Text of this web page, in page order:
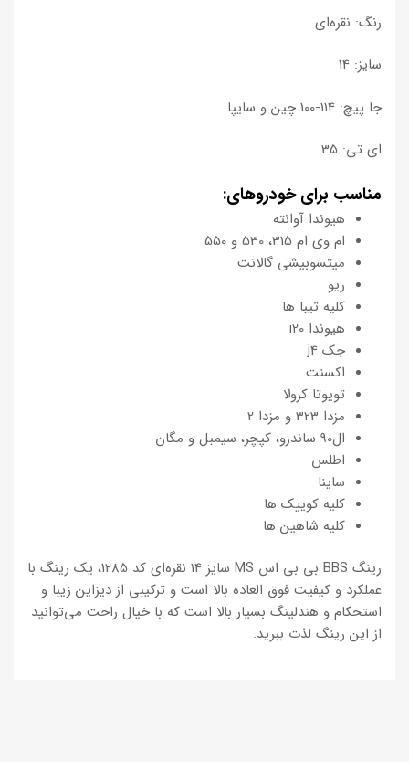
رنگ: نقره‌ای
سایز: 14
جا پیچ: 114-100 چین و سایپا
ای تی: 35
مناسب برای خودروهای:
هیوندا آوانته
ام وی ام 315، 530 و 550
میتسوبیشی گالانت
ریو
کلیه تیبا ها
هیوندا i20
جک j4
اکسنت
تویوتا کرولا
مزدا 323 و مزدا 2
ال90 ساندرو، کپچر، سیمبل و مگان
اطلس
ساینا
کلیه کوییک ها
کلیه شاهین ها
رینگ BBS بی بی اس MS سایز 14 نقره‌ای کد 1285، یک رینگ با
عملکرد و کیفیت فوق العاده بالا است و ترکیبی از دیزاین زیبا و
استحکام و هندلینگ بسیار بالا است که با خیال راحت می‌توانید
از این رینگ لذت ببرید.